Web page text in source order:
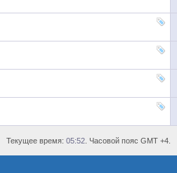
Текущее время: 05:52 . Часовой пояс GMT +4.